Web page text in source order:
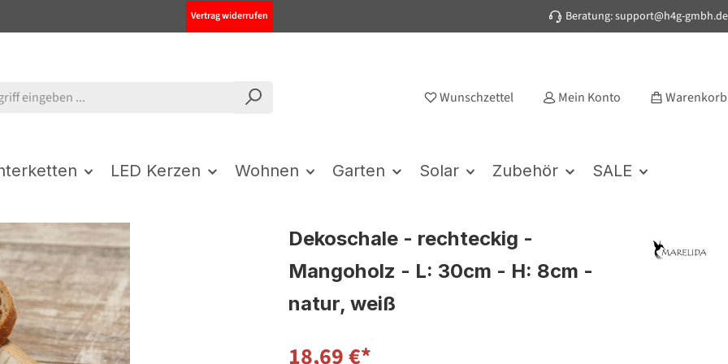
Vertrag widerrufen Beratung: support@h4g-gmbh.de
Wunschzettel Mein Konto Warenkorb
LED Kerzen Wohnen Garten Solar Zubehör SALE
Dekoschale - rechteckig -
Mangoholz - L: 30cm - H: 8cm -
natur, weiß
18,69 €*